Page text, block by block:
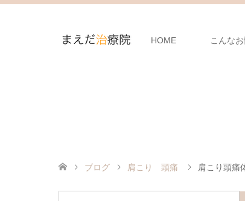
HOME こんな
ブログ 肩こり 頭痛 肩こり頭痛